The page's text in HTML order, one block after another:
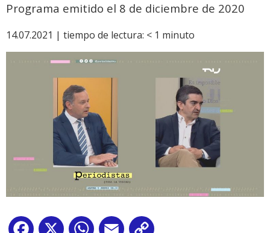
Programa emitido el 8 de diciembre de 2020
14.07.2021 | tiempo de lectura: < 1 minuto